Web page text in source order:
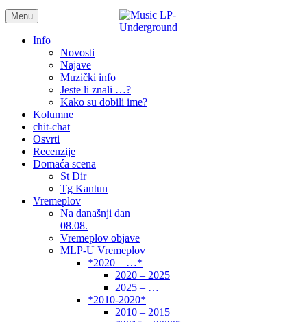
samo muzika i …..
Menu
Info
Novosti
Najave
Muzički info
Jeste li znali …?
Kako su dobili ime?
Kolumne
chit-chat
Osvrti
Recenzije
Domaća scena
St Đir
Tg Kantun
Vremeplov
Na današnji dan
08.08.
Vremeplov objave
MLP-U Vremeplov
*2020 – …*
2020 – 2025
2025 – …
*2010-2020*
2010 – 2015